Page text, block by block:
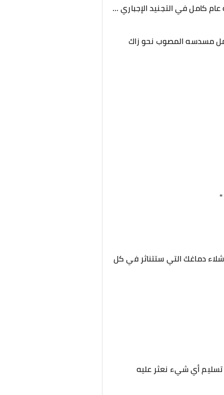
كامل في التجنيد الإجباري ...
مسدسه المصوب نحو زاك
دماغك التي ستتناثر في كل
تسليم أي شيء نعثر عليه